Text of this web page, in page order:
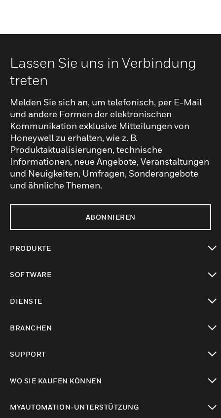
Lassen Sie uns in Verbindung
treten
Melden Sie sich an, um telefonisch, per E-Mail
und andere Formen der elektronischen
Kommunikation exklusive Mitteilungen von
Honeywell zu erhalten, wie z. B.
Produktaktualisierungen, technische
Informationen, neue Angebote, Veranstaltungen
und Neuigkeiten, Umfragen, Sonderangebote
und ähnliche Themen.
ABONNIEREN
PRODUKTE
SOFTWARE
DIENSTE
BRANCHEN
SUPPORT
WO SIE KAUFEN KÖNNEN
MYAUTOMATION-UNTERSTÜTZUNG